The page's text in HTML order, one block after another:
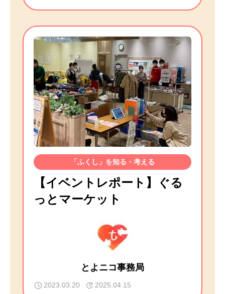
「ふくし」を知る・考える
【イベントレポート】ぐる
っとマーケット
とよニコ事務局
2023.03.20 2025.04.15